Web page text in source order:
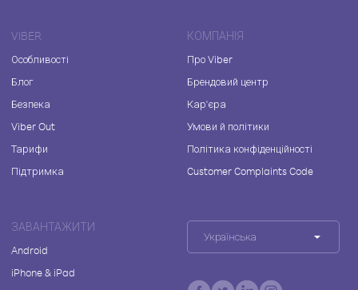
VIBER
Особливості
Блог
Безпека
Viber Out
Тарифи
Підтримка
КОМПАНІЯ
Про Viber
Брендовий центр
Кар'єра
Умови й політики
Політика конфіденційності
Customer Complaints Code
ЗАВАНТАЖИТИ
Android
iPhone & iPad
Українська